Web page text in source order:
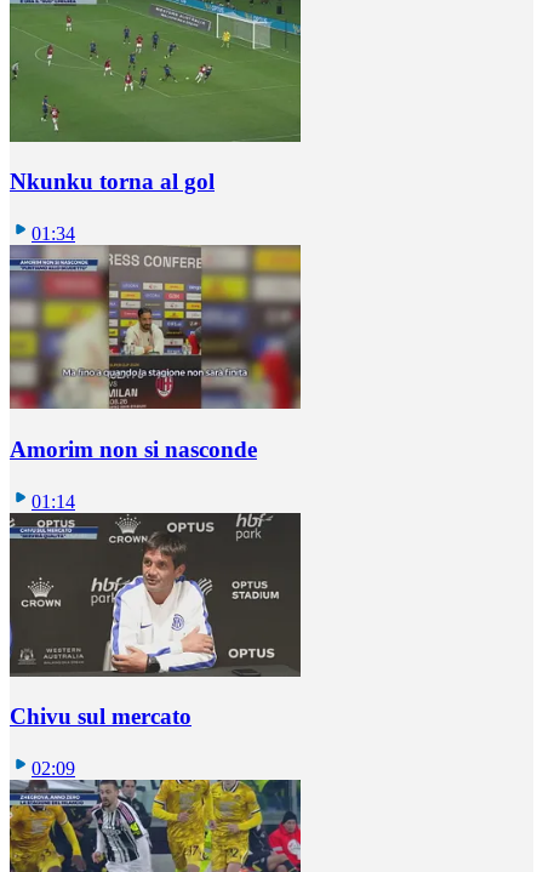
Nkunku torna al gol
01:34
Amorim non si nasconde
01:14
Chivu sul mercato
02:09